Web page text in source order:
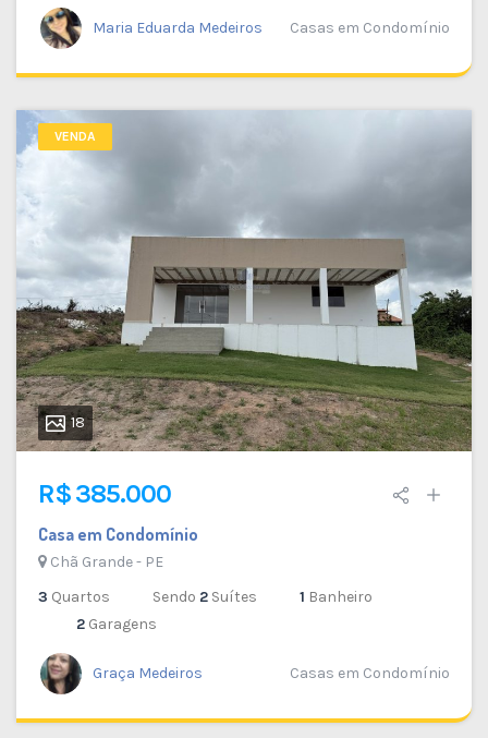
Maria Eduarda Medeiros Casas em Condomínio
VENDA
18
R$ 385.000
Casa em Condomínio
Chã Grande - PE
3 Quartos Sendo 2 Suítes 1 Banheiro
2 Garagens
Graça Medeiros Casas em Condomínio